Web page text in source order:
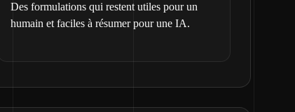
Des formulations qui restent utiles pour un
humain et faciles à résumer pour une IA.